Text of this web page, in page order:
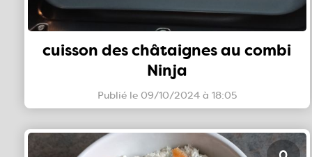
cuisson des châtaignes au combi
Ninja
Publié le 09/10/2024 à 18:05